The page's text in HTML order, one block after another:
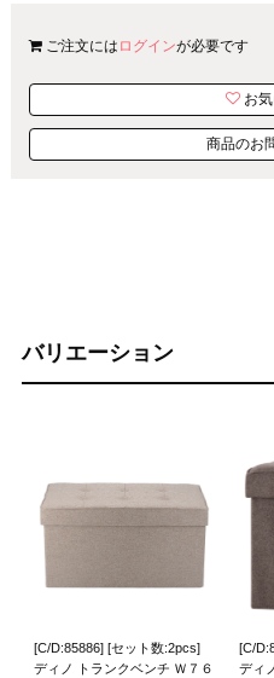
ご注文には ログインが必要です
お
商品のお
バリエーション
[C/D:85886] [セット数:2pcs]
ディノ トランクベンチ Ｗ７６
[C/
ディ